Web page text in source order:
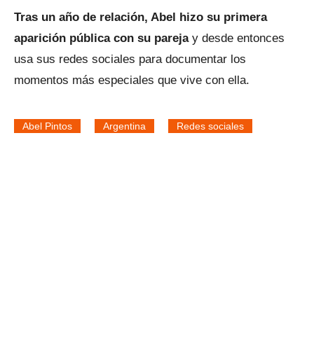
Tras un año de relación, Abel hizo su primera
aparición pública con su parejay desde entonces
usa sus redes sociales para documentar los
momentos más especiales que vive con ella.
Abel Pintos Argentina Redes sociales